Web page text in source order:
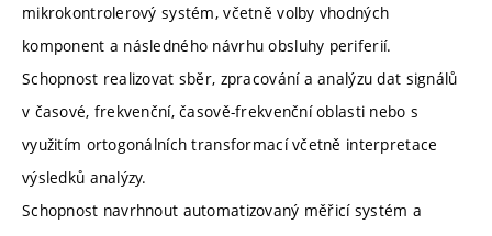
mikrokontrolerový systém, včetně volby vhodných
komponent a následného návrhu obsluhy periferií.
Schopnost realizovat sběr, zpracování a analýzu dat signálů
v časové, frekvenční, časově-frekvenční oblasti nebo s
využitím ortogonálních transformací včetně interpretace
výsledků analýzy.
Schopnost navrhnout automatizovaný měřicí systém a